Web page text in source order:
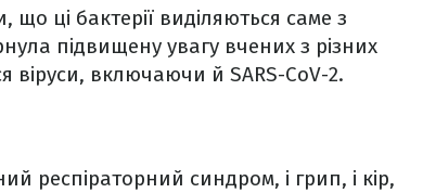
ці бактерії виділяються саме з
підвищену увагу вчених з різних
віруси, включаючи й SARS-CoV-2.
респіраторний синдром, і грип, і кір,